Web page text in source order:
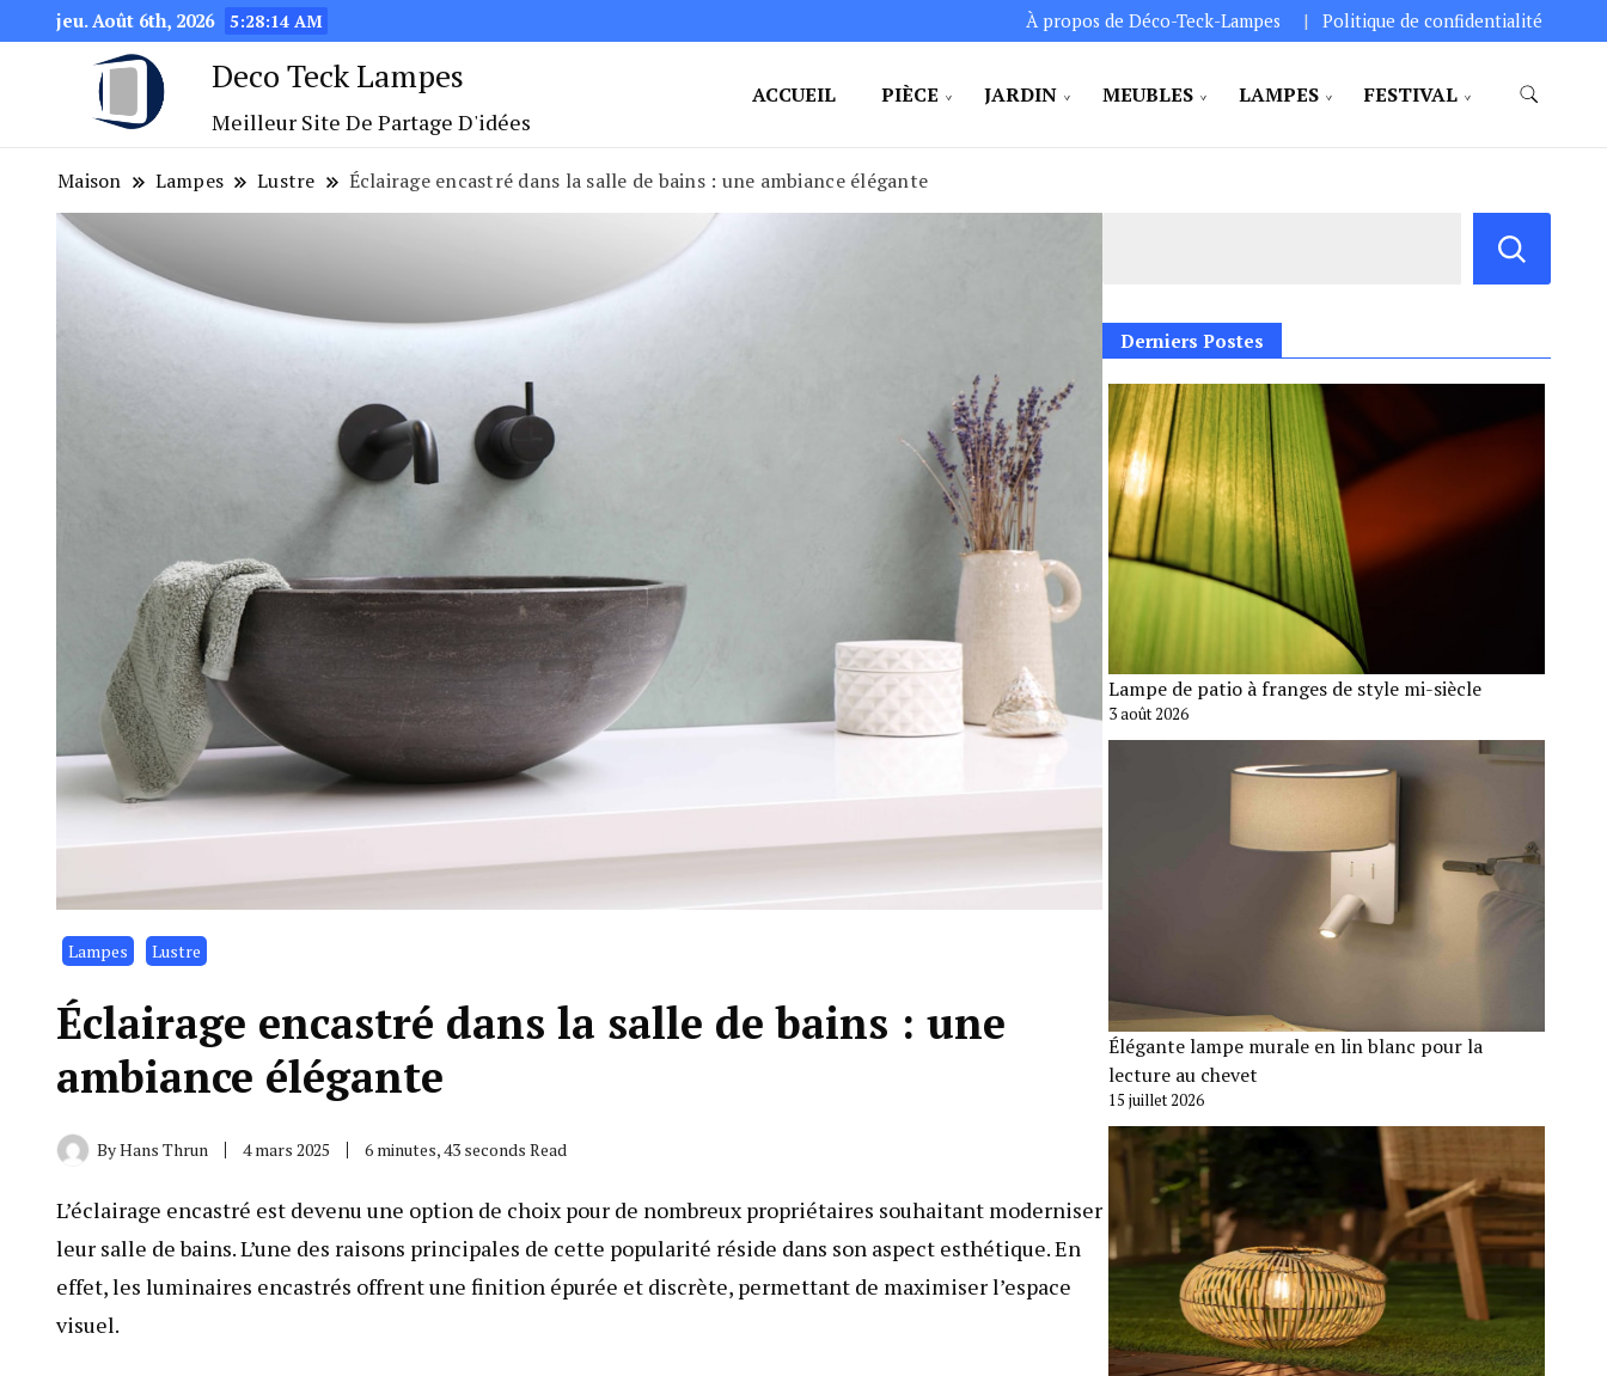
jeu. Août 6th, 2026 5:28:16 AM À propos de Déco-Teck-Lampes Politique de confidentialité
Deco Teck Lampes
Meilleur Site De Partage D'idées
ACCUEIL PIÈCE JARDIN MEUBLES LAMPES FESTIVAL
Maison Lampes Lustre Éclairage encastré dans la salle de bains : une ambiance élégante
Lampes Lustre
Éclairage encastré dans la salle de bains : une
ambiance élégante
ByHans Thrun 4 mars 2025 6 minutes, 43 seconds Read
L’éclairage encastré est devenu une option de choix pour de nombreux propriétaires souhaitant moderniser
leur salle de bains. L’une des raisons principales de cette popularité réside dans son aspect esthétique. En
effet, les luminaires encastrés offrent une finition épurée et discrète, permettant de maximiser l’espace
visuel.
Derniers Postes
Lampe de patio à franges de style mi-siècle
3 août 2026
Élégante lampe murale en lin blanc pour la
lecture au chevet
15 juillet 2026